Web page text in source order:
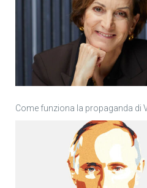
Come funziona la propaganda di